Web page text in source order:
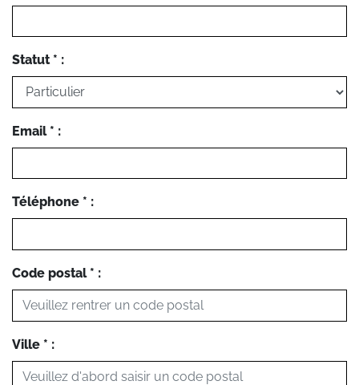
Statut * :
Email * :
Téléphone * :
Code postal * :
Ville * :